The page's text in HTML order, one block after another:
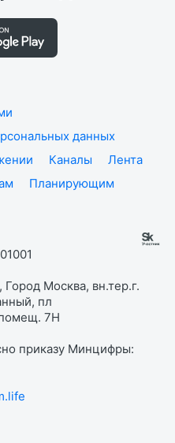
данных
Каналы
Лента
Планирующим
Москва, вн.тер.г.
пл
помещ. 7Н
приказу Минцифры: